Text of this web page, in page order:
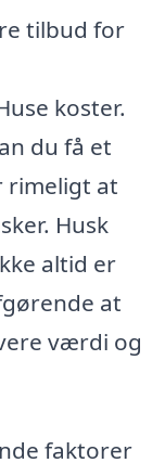
tilbud for
koster.
du få et
rimeligt at
Husk
altid er
at
værdi og
faktorer